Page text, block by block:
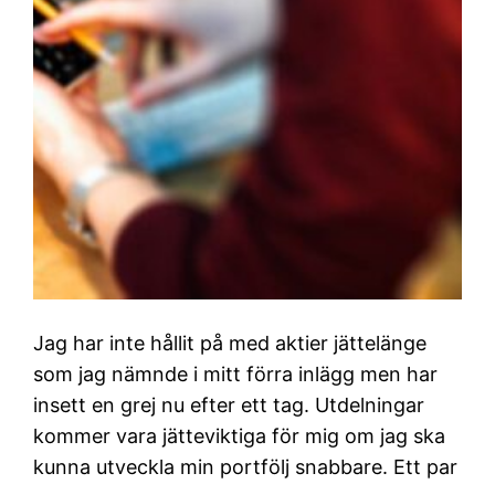
Jag har inte hållit på med aktier jättelänge
som jag nämnde i mitt förra inlägg men har
insett en grej nu efter ett tag. Utdelningar
kommer vara jätteviktiga för mig om jag ska
kunna utveckla min portfölj snabbare. Ett par